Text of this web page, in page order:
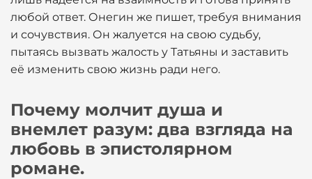
любой ответ. Онегин же пишет, требуя внимания
и сочувствия. Он жалуется на свою судьбу,
пытаясь вызвать жалость у Татьяны и заставить
её изменить свою жизнь ради него.
Почему молчит душа и
внемлет разум: два взгляда на
любовь в эпистолярном
романе.